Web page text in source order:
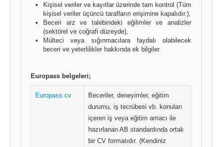
Kişisel veriler ve kayıtlar üzerinde tam kontrol (Tüm
kişisel veriler üçüncü tarafların erişimine kapalıdır.),
Beceri arz ve talebindeki eğilimler ve analizler
(sektörel ve coğrafi düzeyde),
Mülteci veya sığınmacılara faydalı olabilecek
beceri ve yeterlilikler hakkında ek bilgiler.
Europass belgeleri;
Europass cv
Beceriler, deneyimler, eğitim
durumu, iş tecrübesi vb. konuları
içeren iş veya eğitim amacı ile
hazırlanan AB standardında ortak
bir CV formatıdır. (Kendiniz